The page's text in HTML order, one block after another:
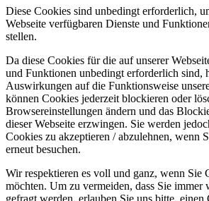
Diese Cookies sind unbedingt erforderlich,
Webseite verfügbaren Dienste und
stellen.
Da diese Cookies für die auf unserer
und Funktionen unbedingt erforderlich sind,
Auswirkungen auf die Funktionsweise
können Cookies jederzeit blockieren oder
Browsereinstellungen ändern und das
dieser Webseite erzwingen. Sie werden
Cookies zu akzeptieren / abzulehnen, wenn
erneut besuchen.
Wir respektieren es voll und ganz, wenn Sie
möchten. Um zu vermeiden, dass Sie immer
gefragt werden, erlauben Sie uns bitte,